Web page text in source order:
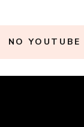
NO YOUTUBE